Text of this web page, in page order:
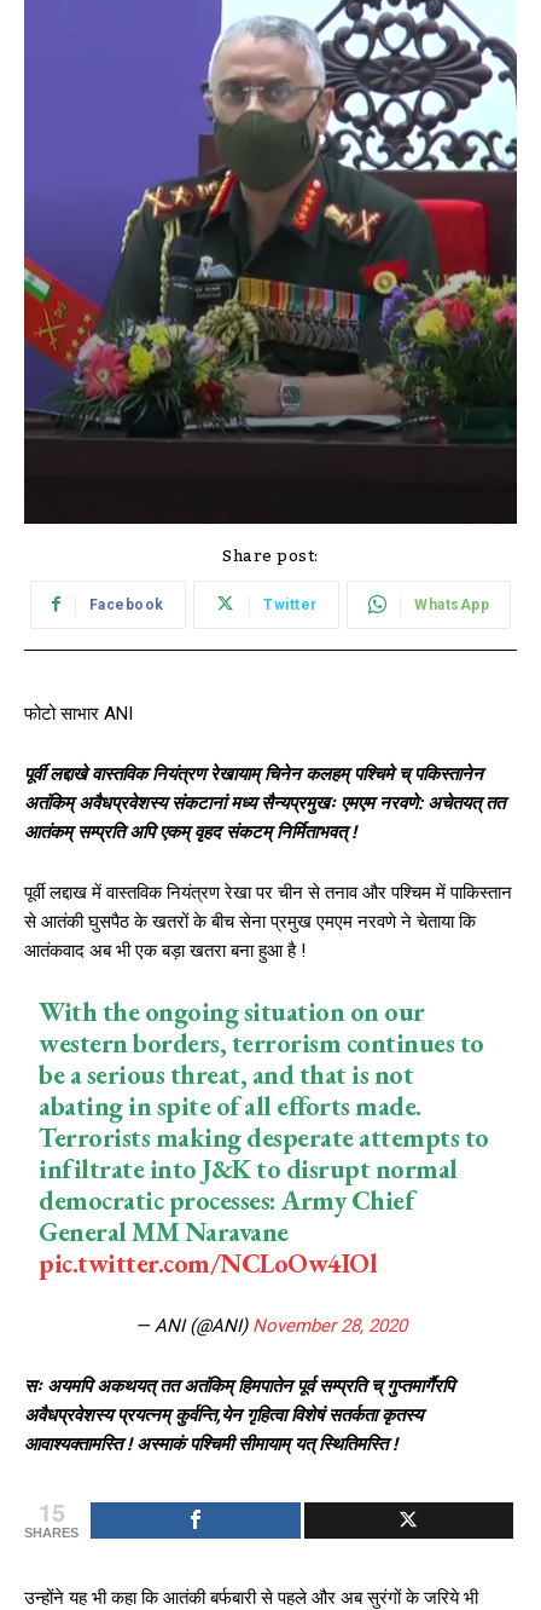
Share post:
Facebook Twitter WhatsApp
फोटो साभार ANI
पूर्वी लद्दाखे वास्तविक नियंत्रण रेखायाम् चिनेन कलहम् पश्चिमे च् पकिस्तानेन
अतंकिम् अवैधप्रवेशस्य संकटानां मध्य सैन्यप्रमुखः एमएम नरवणे: अचेतयत् तत
आतंकम् सम्प्रति अपि एकम् वृहद संकटम् निर्मिताभवत् !
पूर्वी लद्दाख में वास्‍तविक नियंत्रण रेखा पर चीन से तनाव और पश्चिम में पाकिस्तान
से आतंकी घुसपैठ के खतरों के बीच सेना प्रमुख एमएम नरवणे ने चेताया कि
आतंकवाद अब भी एक बड़ा खतरा बना हुआ है !
With the ongoing situation on our
western borders, terrorism continues to
be a serious threat, and that is not
abating in spite of all efforts made.
Terrorists making desperate attempts to
infiltrate into J&K to disrupt normal
democratic processes: Army Chief
General MM Naravane
pic.twitter.com/NCLoOw4IOl
— ANI (@ANI) November 28, 2020
सः अयमपि अकथयत् तत अतंकिम् हिमपातेन पूर्व सम्प्रति च् गुप्तमार्गैरपि
अवैधप्रवेशस्य प्रयत्नम् कुर्वन्ति,येन गृहित्वा विशेषं सतर्कता कृतस्य
आवाश्यक्तामस्ति ! अस्माकं पश्चिमी सीमायाम् यत् स्थितिमस्ति !
15
SHARES
उन्‍होंने यह भी कहा कि आतंकी बर्फबारी से पहले और अब सुरंगों के जरिये भी